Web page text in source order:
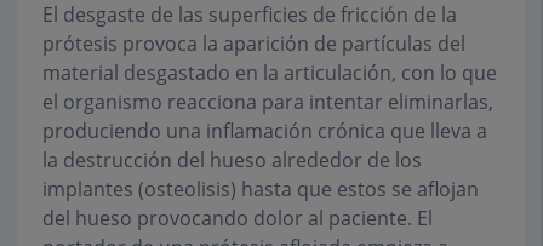
El desgaste de las superficies de fricción de la
prótesis provoca la aparición de partículas del
material desgastado en la articulación, con lo que
el organismo reacciona para intentar eliminarlas,
produciendo una inflamación crónica que lleva a
la destrucción del hueso alrededor de los
implantes (osteolisis) hasta que estos se aflojan
del hueso provocando dolor al paciente. El